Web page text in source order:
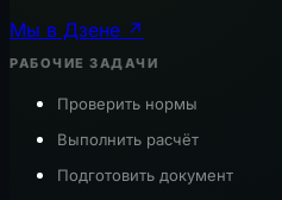
Мы в Дзене ↗
РАБОЧИЕ ЗАДАЧИ
Проверить нормы
Выполнить расчёт
Подготовить документ